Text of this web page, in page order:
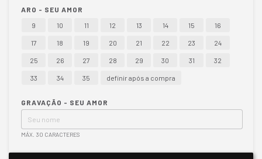
ARO - SEU AMOR
9
10 11 12 13 14 15 16
17 18 19 20 21 22 23 24
25 26 27 28 29 30 31 32
33 34 35 definir após a compra
GRAVAÇÃO - SEU AMOR
MÁX. 30 CARACTERES